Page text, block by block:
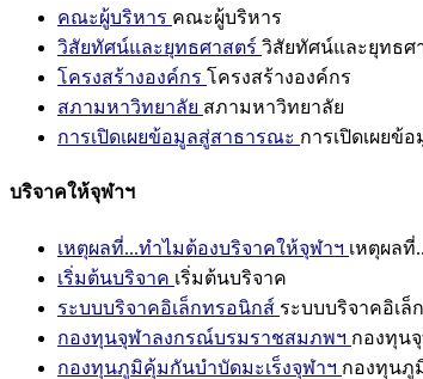
คณะผู้บริหาร คณะผู้บริหาร
วิสัยทัศน์และยุทธศาสตร์ วิสัยทัศน์และยุทธศ
โครงสร้างองค์กร โครงสร้างองค์กร
สภามหาวิทยาลัย สภามหาวิทยาลัย
การเปิดเผยข้อมูลสู่สาธารณะ การเปิดเผยข้
บริจาคให้จุฬาฯ
เหตุผลที่...ทำไมต้องบริจาคให้จุฬาฯ เหตุผลที่
เริ่มต้นบริจาค เริ่มต้นบริจาค
ระบบบริจาคอิเล็กทรอนิกส์ ระบบบริจาคอิเล็
กองทุนจุฬาลงกรณ์บรมราชสมภพฯ กองทุน
กองทุนภูมิคุ้มกันบำบัดมะเร็งจุฬาฯ กองทุนภู